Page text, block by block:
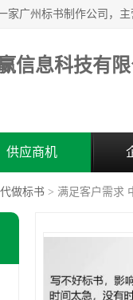
信息科技有限
供应商机
代做标书 > 满足客户需求